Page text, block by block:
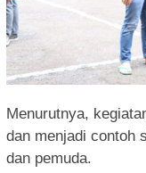
Menurutnya,
dan menjadi contoh
dan pemuda.